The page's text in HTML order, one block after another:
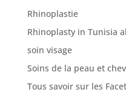
Rhinoplastie
Rhinoplasty in Tunisia
soin visage
Soins de la peau et
Tous savoir sur les